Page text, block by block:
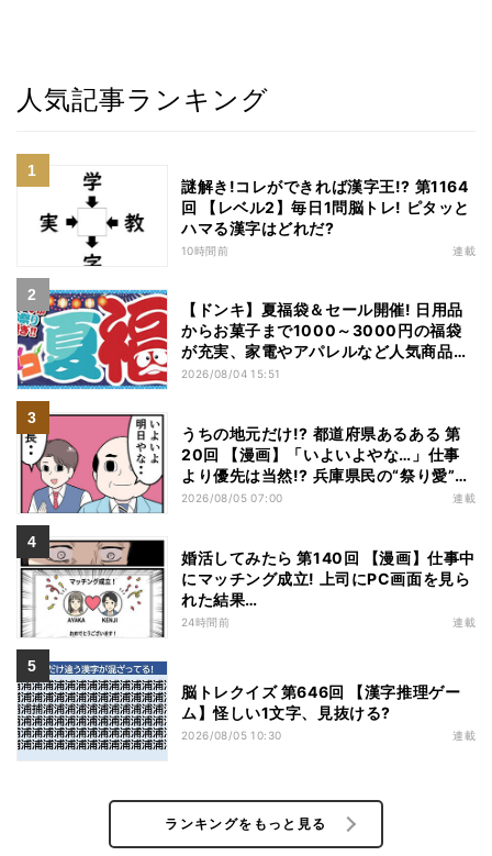
人気記事ランキング
謎解き!コレができれば漢字王!? 第1164
回 【レベル2】毎日1問脳トレ! ピタッと
ハマる漢字はどれだ?
10時間前 連載
【ドンキ】夏福袋＆セール開催! 日用品
からお菓子まで1000～3000円の福袋
が充実、家電やアパレルなど人気商品も
特価
2026/08/04 15:51
うちの地元だけ!? 都道府県あるある 第
20回 【漫画】「いよいよやな…」仕事
より優先は当然!? 兵庫県民の“祭り愛”が
熱すぎた
2026/08/05 07:00 連載
婚活してみたら 第140回 【漫画】仕事中
にマッチング成立! 上司にPC画面を見ら
れた結果…
24時間前 連載
脳トレクイズ 第646回 【漢字推理ゲー
ム】怪しい1文字、見抜ける?
2026/08/05 10:30 連載
ランキングをもっと見る